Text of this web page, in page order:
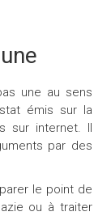
une au sens
émis sur la
sur internet. Il
par des
le point de
ou à traiter